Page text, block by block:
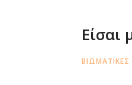
Είσαι
ΒΙΩΜΑΤΙΚΕΣ